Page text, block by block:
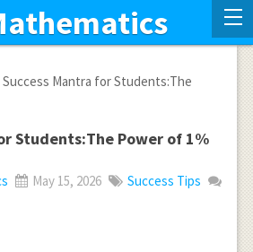
Success Mantra for Students:The
Students:The Power of 1%
May 15, 2026
Success Tips